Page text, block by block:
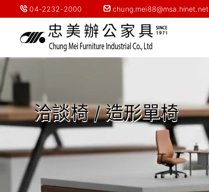
04-2232-2000 chung.mei88@msa.hinet.net
洽談椅 / 造形單椅